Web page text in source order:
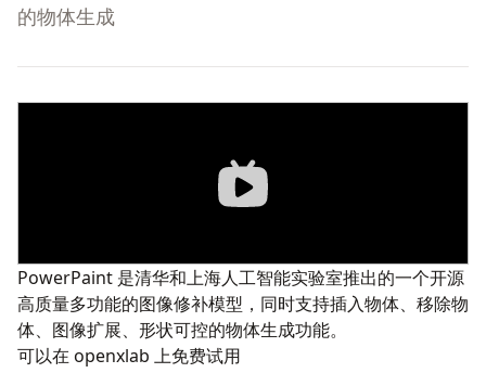
的物体生成
PowerPaint 是清华和上海人工智能实验室推出的一个开源
高质量多功能的图像修补模型，同时支持插入物体、移除物
体、图像扩展、形状可控的物体生成功能。
可以在 openxlab 上免费试用